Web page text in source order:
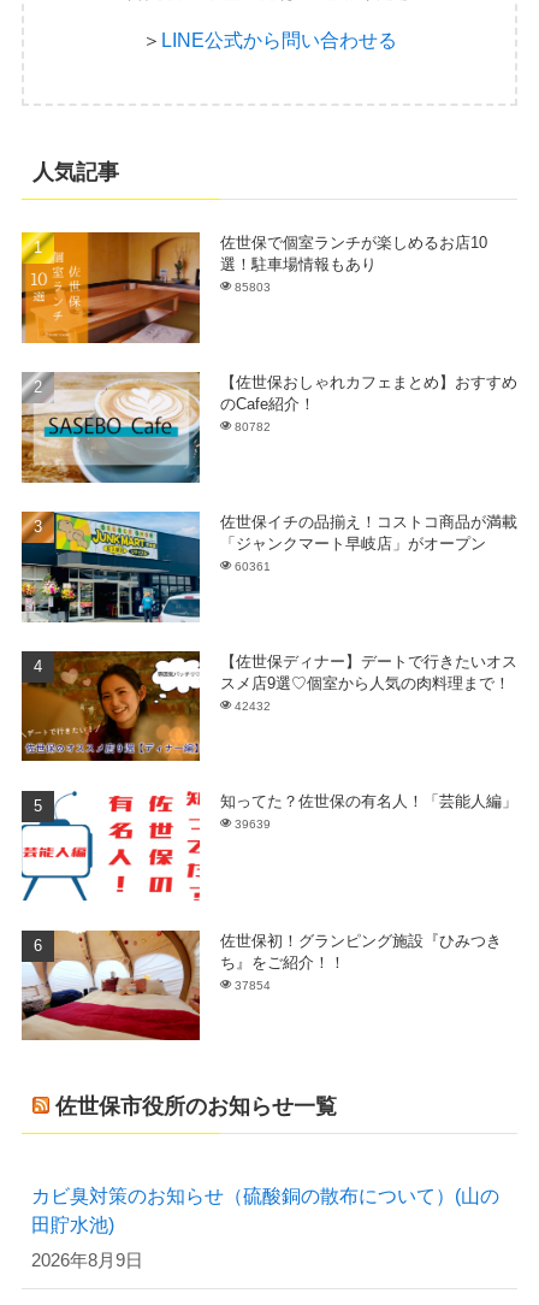
＞ LINE公式から問い合わせる
人気記事
佐世保で個室ランチが楽しめるお店10
選！駐車場情報もあり
85803
【佐世保おしゃれカフェまとめ】おすすめ
のCafe紹介！
80782
佐世保イチの品揃え！コストコ商品が満載
「ジャンクマート早岐店」がオープン
60361
【佐世保ディナー】デートで行きたいオス
スメ店9選♡個室から人気の肉料理まで！
42432
知ってた？佐世保の有名人！「芸能人編」
39639
佐世保初！グランピング施設『ひみつき
ち』をご紹介！！
37854
佐世保市役所のお知らせ一覧
カビ臭対策のお知らせ（硫酸銅の散布について）(山の
田貯水池)
2026年8月9日